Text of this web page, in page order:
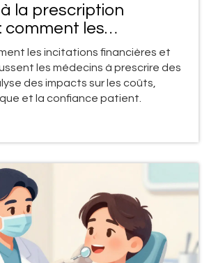
la prescription
comment les
pour les
de santé
elles ?
les incitations financières et
les médecins à prescrire des
des impacts sur les coûts,
et la confiance patient.